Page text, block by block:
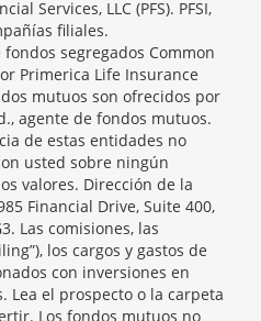
Services, LLC (PFS). PFSI,
filiales.
segregados Common
Primerica Life Insurance
mutuos son ofrecidos por
agente de fondos mutuos.
de estas entidades no
usted sobre ningún
valores. Dirección de la
Financial Drive, Suite 400,
Las comisiones, las
los cargos y gastos de
con inversiones en
Lea el prospecto o la carpeta
Los fondos mutuos no